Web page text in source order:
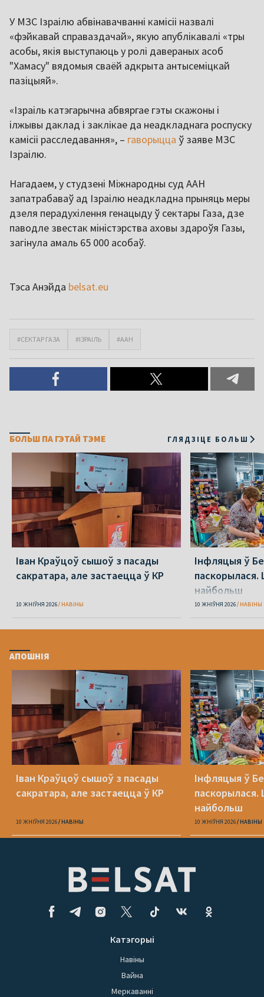
У МЗС Ізраілю абвінавачванні камісіі назвалі
«фэйкавай справаздачай», якую апублікавалі «тры
асобы, якія выступаюць у ролі давераных асоб
"Хамасу" вядомыя сваёй адкрыта антысеміцкай
пазіцыяй».
«Ізраіль катэгарычна абвяргае гэты скажоны і
ілжывы даклад і заклікае да неадкладнага роспуску
камісіі расследавання», – гаворыцца ў заяве МЗС
Ізраілю.
Нагадаем, у студзені Міжнародны суд ААН
запатрабаваў ад Ізраілю неадкладна прыняць меры
дзеля перадухілення генацыду ў сектары Газа, дзе
паводле звестак міністэрства аховы здароўя Газы,
загінула амаль 65 000 асобаў.
Тэса Анэйда belsat.eu
#СЕКТАР ГАЗА #ІЗРАІЛЬ #ААН
БОЛЬШ ПА ГЭТАЙ ТЭМЕ ГЛЯДЗІЦЕ БОЛЬШ
Іван Краўцоў сышоў з пасады
сакратара, але застаецца ў КР
10 ЖНІЎНЯ 2026 НАВІНЫ
Інфляцыя ў
найбольш
10 ЖНІЎНЯ 2026 НАВІНЫ
АПОШНІЯ
Іван Краўцоў сышоў з пасады
сакратара, але застаецца ў КР
10 ЖНІЎНЯ 2026 НАВІНЫ
Інфляцыя ў
найбольш
10 ЖНІЎНЯ 2026 НАВІНЫ
Катэгорыі
Навіны
Вайна
Меркаванні